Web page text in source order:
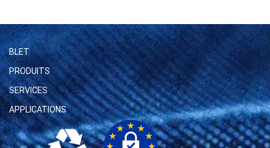
BLET
PRODUITS
SERVICES
APPLICATIONS